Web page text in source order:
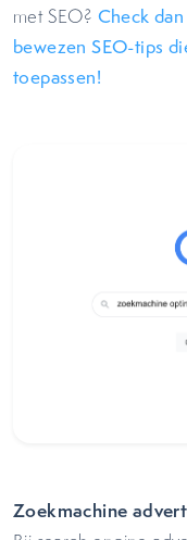
met SEO? Check
bewezen SEO-tips
toepassen!
Zoekmachine